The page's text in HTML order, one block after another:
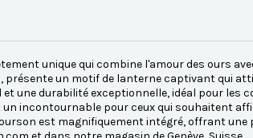
unique qui combine l'amour des ours
présente un motif de lanterne captivant qui
une durabilité exceptionnelle, idéal pour les
un incontournable pour ceux qui souhaitent
est magnifiquement intégré, offrant une